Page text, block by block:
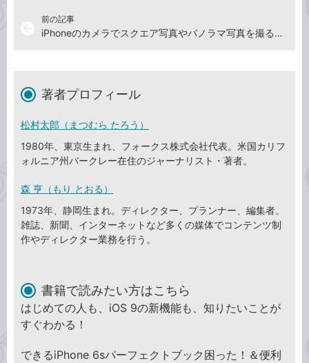
前の記事
iPhoneのカメラでスクエア写真やパノラマ写真を撮る方法
著者プロフィール
松村太郎（まつむら たろう）
1980年、東京生まれ、フォークス株式会社代表。米国カリフ
ォルニア州バークレー在住のジャーナリスト・著者。
森 亨（もり とおる）
1973年、静岡生まれ。ディレクター、プランナー、編集者。
雑誌、新聞、インターネットなど多くの媒体でコンテンツ制
作やディレクター業務を行う。
書籍で読みたい方はこちら
はじめての人も、iOS 9の新機能も、知りたいことが
すぐわかる！
できるiPhone 6sパーフェクトブック困った！＆便利